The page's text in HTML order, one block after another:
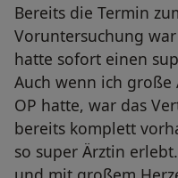
Bereits die Termin
Voruntersuchung
hatte sofort einen
Auch wenn ich
OP hatte, war das
bereits komplett
so super Ärztin